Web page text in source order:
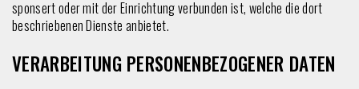
sponsert oder mit der Einrichtung verbunden ist, welche die dort
beschriebenen Dienste anbietet.
VERARBEITUNG PERSONENBEZOGENER DATEN